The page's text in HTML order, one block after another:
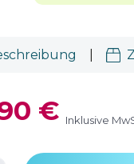
€ Inklusive